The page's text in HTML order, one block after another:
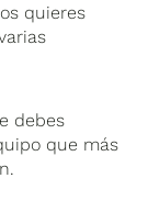
quieres
debes
que más